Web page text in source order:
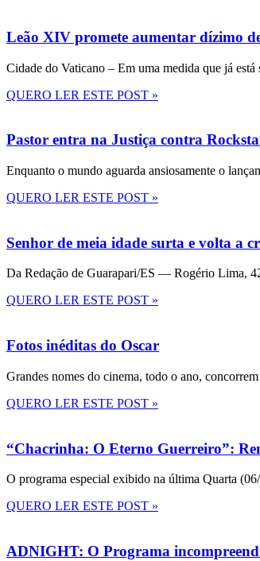
Leão XIV promete aumentar dízimo
Cidade do Vaticano – Em uma medida que já
QUERO LER ESTE POST »
Pastor entra na Justiça contra
Enquanto o mundo aguarda ansiosamente o
QUERO LER ESTE POST »
Senhor de meia idade surta e volta a
Da Redação de Guarapari/ES — Rogério Lima,
QUERO LER ESTE POST »
Fotos inéditas do Oscar
Grandes nomes do cinema, todo o ano,
QUERO LER ESTE POST »
“Chacrinha: O Eterno Guerreiro”:
O programa especial exibido na última Quarta
QUERO LER ESTE POST »
ADNIGHT: O Programa